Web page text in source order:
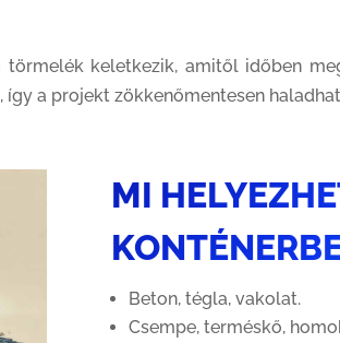
keletkezik, amitől időben
a projekt zökkenőmentesen
MI
Beton, tégla, vakolat.
Csempe, terméskő,